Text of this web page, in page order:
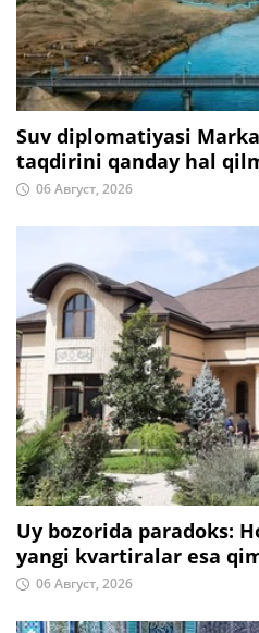
Suv diplomatiyasi
taqdirini qanday hal
06 Август, 2026
Uy bozorida paradoks:
yangi kvartiralar esa
06 Август, 2026